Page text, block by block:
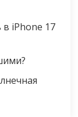
iPhone 17